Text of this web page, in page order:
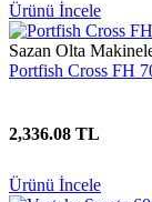
Ürünü İncele
Sazan Olta
Portfish Cross FH
2,336.08 TL
Ürünü İncele